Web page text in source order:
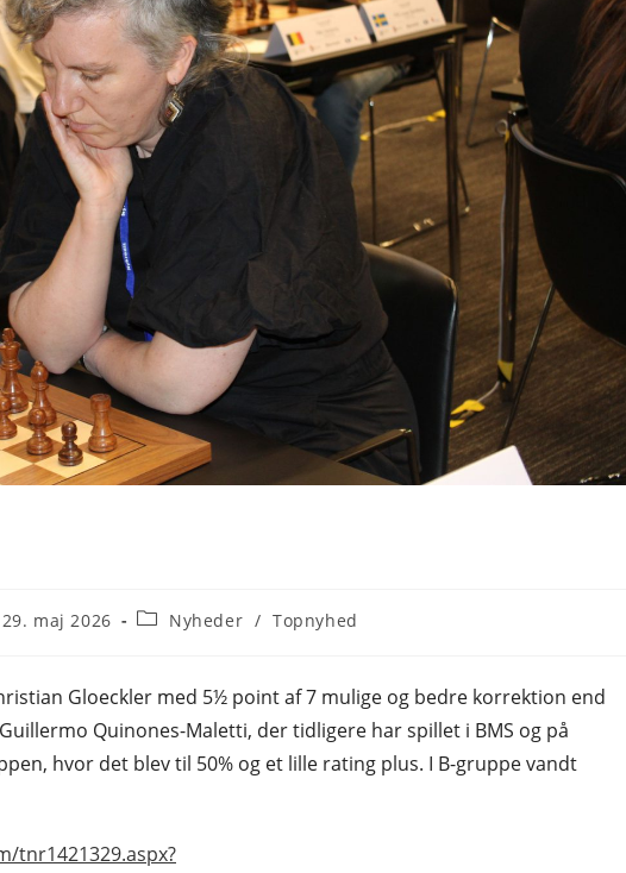
29. maj 2026
PostNyheder / Topnyhed
Gloeckler med 5½ point af 7 mulige og bedre korrektion end
Quinones-Maletti, der tidligere har spillet i BMS og på
hvor det blev til 50% og et lille rating plus. I B-gruppe vandt
tnr1421329.aspx?